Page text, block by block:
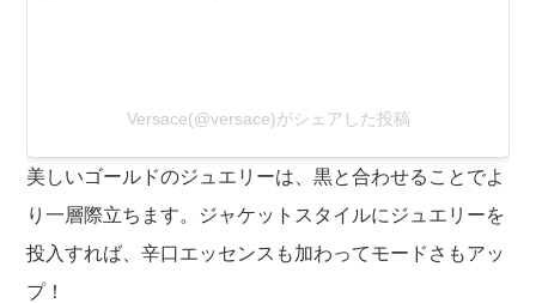
Versace(@versace)がシェアした投稿
美しいゴールドのジュエリーは、黒と合わせることでよ
り一層際立ちます。ジャケットスタイルにジュエリーを
投入すれば、辛口エッセンスも加わってモードさもアッ
プ！